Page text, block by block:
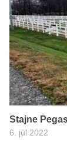
Stajne
6. júl 2022